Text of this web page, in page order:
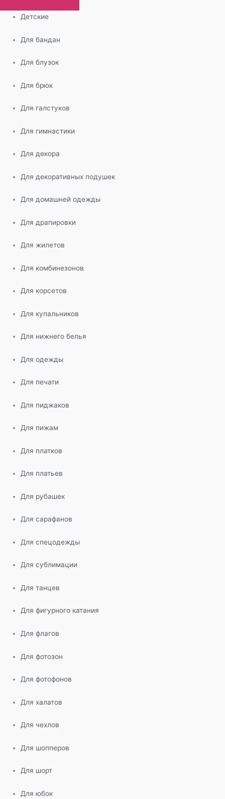
Детские
Для бандан
Для блузок
Для брюк
Для галстуков
Для гимнастики
Для декора
Для декоративных подушек
Для домашней одежды
Для драпировки
Для жилетов
Для комбинезонов
Для корсетов
Для купальников
Для нижнего белья
Для одежды
Для печати
Для пиджаков
Для пижам
Для платков
Для платьев
Для рубашек
Для сарафанов
Для спецодежды
Для сублимации
Для танцев
Для фигурного катания
Для флагов
Для фотозон
Для фотофонов
Для халатов
Для чехлов
Для шопперов
Для шорт
Для юбок